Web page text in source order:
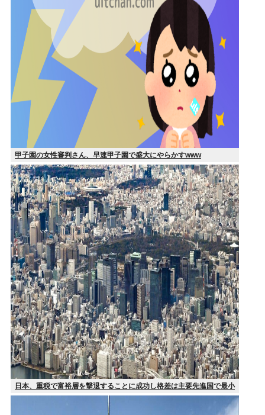
甲子園の女性審判さん、早速甲子園で盛大にやらかすwww
日本、重税で富裕層を撃退することに成功し格差は主要先進国で最小